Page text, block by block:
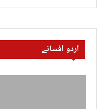
اردو افسانے